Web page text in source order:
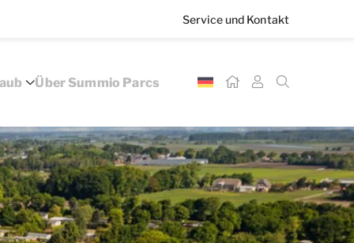
Service und Kontakt
Über Summio Parcs